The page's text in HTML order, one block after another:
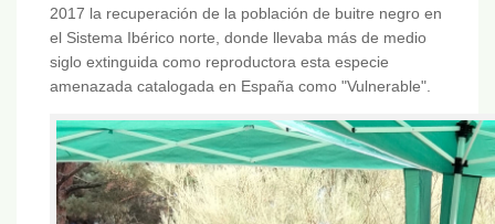
2017 la recuperación de la población de buitre negro en
el Sistema Ibérico norte, donde llevaba más de medio
siglo extinguida como reproductora esta especie
amenazada catalogada en España como "Vulnerable".